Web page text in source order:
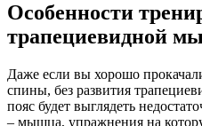
Особенности
трапециевидной
Даже если вы хорошо
спины, без развития
пояс будет выглядеть
– мышца, упражнения на